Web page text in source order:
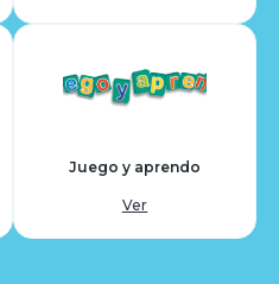
Juego y aprendo
Ver